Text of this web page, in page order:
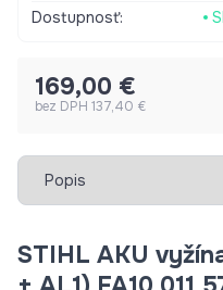
použitia náradia |
Dostupnosť:
169,00 €
bez DPH 137,40 €
Vybrať záložku
STIHL AKU